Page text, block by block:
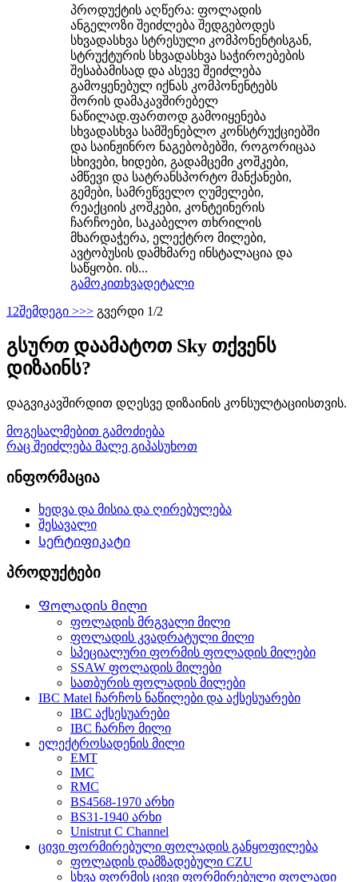
პროდუქტის აღწერა: ფოლადის
ანგელოზი შეიძლება შედგებოდეს
სხვადასხვა სტრესული კომპონენტისგან,
სტრუქტურის სხვადასხვა საჭიროებების
შესაბამისად და ასევე შეიძლება
გამოყენებულ იქნას კომპონენტებს
შორის დამაკავშირებელ
ნაწილად.ფართოდ გამოიყენება
სხვადასხვა სამშენებლო კონსტრუქციებში
და საინჟინრო ნაგებობებში, როგორიცაა
სხივები, ხიდები, გადამცემი კოშკები,
ამწევი და სატრანსპორტო მანქანები,
გემები, სამრეწველო ღუმელები,
რეაქციის კოშკები, კონტეინერის
ჩარჩოები, საკაბელო თხრილის
მხარდაჭერა, ელექტრო მილები,
ავტობუსის დამხმარე ინსტალაცია და
საწყობი. ის...
გამოკითხვადეტალი
1 2შემდეგი >>> გვერდი 1/2
გსურთ დაამატოთ Sky თქვენს
დიზაინს?
დაგვიკავშირდით დღესვე დიზაინის კონსულტაციისთვის.
მოგესალმებით გამოძიება
რაც შეიძლება მალე გიპასუხოთ
ინფორმაცია
ხედვა და მისია და ღირებულება
შესავალი
Სერტიფიკატი
პროდუქტები
Ფოლადის მილი
ფოლადის მრგვალი მილი
ფოლადის კვადრატული მილი
სპეციალური ფორმის ფოლადის მილები
SSAW ფოლადის მილები
სათბურის ფოლადის მილები
IBC Matel ჩარჩოს ნაწილები და აქსესუარები
IBC აქსესუარები
IBC ჩარჩო მილი
ელექტროსადენის მილი
EMT
IMC
RMC
BS4568-1970 არხი
BS31-1940 არხი
Unistrut C Channel
ცივი ფორმირებული ფოლადის განყოფილება
ფოლადის დამზადებული CZU
სხვა ფორმის ცივი ფორმირებული ფოლადი